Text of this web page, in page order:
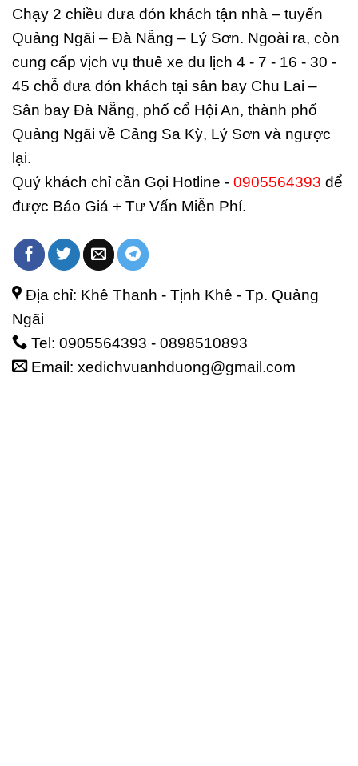
Chạy 2 chiều đưa đón khách tận nhà – tuyến
Quảng Ngãi – Đà Nẵng – Lý Sơn. Ngoài ra, còn
cung cấp vịch vụ thuê xe du lịch 4 - 7 - 16 - 30 -
45 chỗ đưa đón khách tại sân bay Chu Lai –
Sân bay Đà Nẵng, phố cổ Hội An, thành phố
Quảng Ngãi về Cảng Sa Kỳ, Lý Sơn và ngược
lại.
Quý khách chỉ cần Gọi Hotline - 0905564393 để
được Báo Giá + Tư Vấn Miễn Phí.
Địa chỉ: Khê Thanh - Tịnh Khê - Tp. Quảng
Ngãi
Tel: 0905564393 - 0898510893
Email: xedichvuanhduong@gmail.com